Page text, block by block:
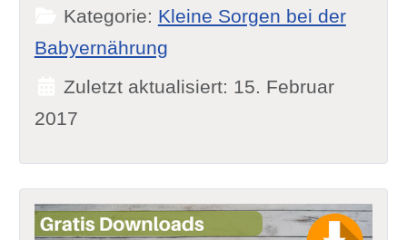
Kategorie: Kleine Sorgen bei der
Babyernährung
Zuletzt aktualisiert: 15. Februar
2017